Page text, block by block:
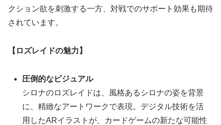
クション欲を刺激する一方、対戦でのサポート効果も期待
されています。
【ロズレイドの魅力】
圧倒的なビジュアル
シロナのロズレイドは、風格あるシロナの姿を背景
に、精緻なアートワークで表現。デジタル技術を活
用したARイラストが、カードゲームの新たな可能性